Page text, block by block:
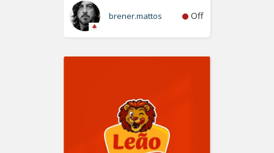
brener.mattos Off